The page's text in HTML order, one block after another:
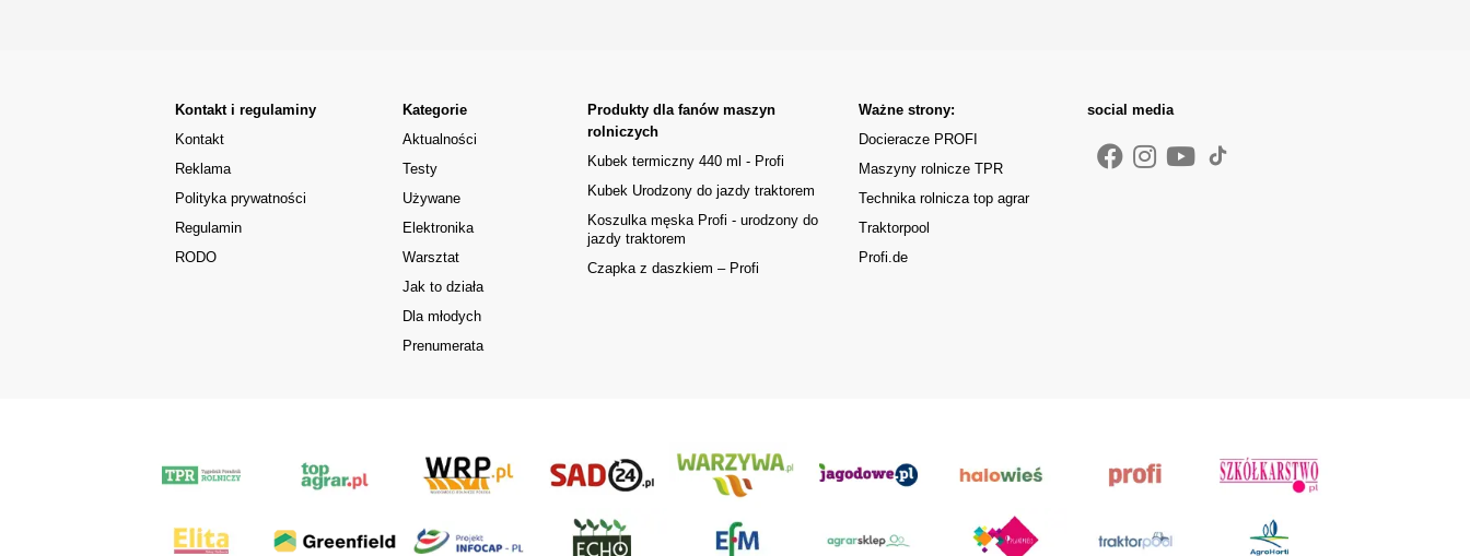
Kontakt i regulaminy
Kontakt
Reklama
Polityka prywatności
Regulamin
RODO
Kategorie
Aktualności
Testy
Używane
Elektronika
Warsztat
Jak to działa
Dla młodych
Prenumerata
Produkty dla fanów maszyn
rolniczych
Kubek termiczny 440 ml - Profi
Kubek Urodzony do jazdy traktorem
Koszulka męska Profi - urodzony do
jazdy traktorem
Czapka z daszkiem – Profi
Ważne strony:
Docieracze PROFI
Maszyny rolnicze TPR
Technika rolnicza top agrar
Traktorpool
Profi.de
social media